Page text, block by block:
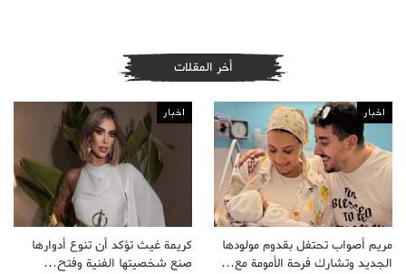
أخر المقلات
اخبار
مريم أصواب تحتفل بقدوم مولودها
الجديد وتشارك فرحة الأمومة مع…
اخبار
كريمة غيث تؤكد أن تنوع أدوارها
صنع شخصيتها الفنية وفتح…